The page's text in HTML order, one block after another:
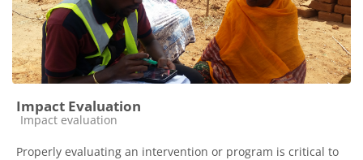
Impact Evaluation
Catégorie de cours
Impact evaluation
Properly evaluating an intervention or program is critical to